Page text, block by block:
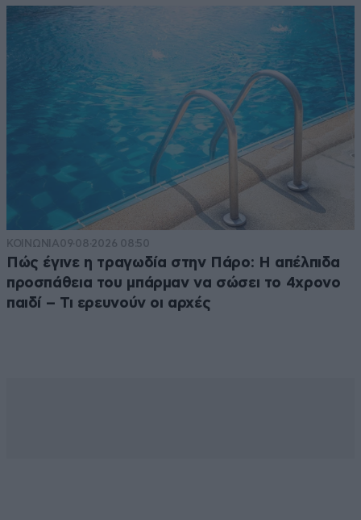
ΚΟΙΝΩΝΙΑ09·08·2026 08:50
Πώς έγινε η τραγωδία στην Πάρο: Η απέλπιδα
προσπάθεια του μπάρμαν να σώσει το 4χρονο
παιδί – Τι ερευνούν οι αρχές